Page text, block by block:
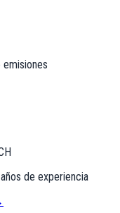
años de experiencia